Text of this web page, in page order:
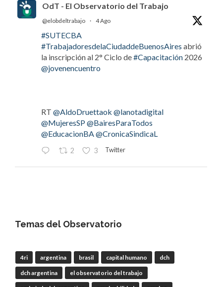
OdT - El Observatorio del Trabajo
@elobdeltrabajo · 4 Ago
#SUTECBA
#TrabajadoresdelaCiudaddeBuenosAires abrió
la inscripción al 2° Ciclo de#Capacitación 2026
@jovenencuentro
RT @AldoDruettaok @lanotadigital
@MujeresSP@BairesParaTodos
@EducacionBA@CronicaSindicaL
2 3 Twitter
Orgánica del#BCRA
RT@lanotadigital@La_Bancaria
@AldoDruettaok@misionesptodos
Temas del Observatorio
4ri argentina brasil capital humano dch
dch argentina el observatorio del trabajo